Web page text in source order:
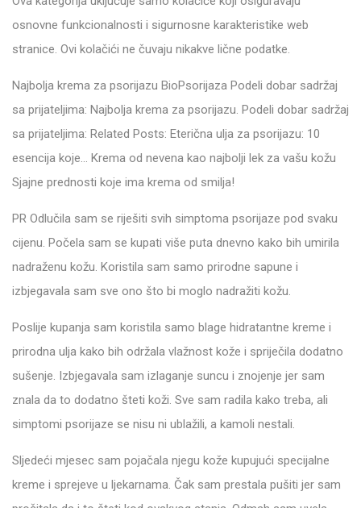
osnovne funkcionalnosti i sigurnosne karakteristike web
stranice. Ovi kolačići ne čuvaju nikakve lične podatke.
Najbolja krema za psorijazu BioPsorijaza Podeli dobar sadržaj
sa prijateljima: Najbolja krema za psorijazu. Podeli dobar sadržaj
sa prijateljima: Related Posts: Eterična ulja za psorijazu: 10
esencija koje… Krema od nevena kao najbolji lek za vašu kožu
Sjajne prednosti koje ima krema od smilja!
PR Odlučila sam se riješiti svih simptoma psorijaze pod svaku
cijenu. Počela sam se kupati više puta dnevno kako bih umirila
nadraženu kožu. Koristila sam samo prirodne sapune i
izbjegavala sam sve ono što bi moglo nadražiti kožu.
Poslije kupanja sam koristila samo blage hidratantne kreme i
prirodna ulja kako bih održala vlažnost kože i spriječila dodatno
sušenje. Izbjegavala sam izlaganje suncu i znojenje jer sam
znala da to dodatno šteti koži. Sve sam radila kako treba, ali
simptomi psorijaze se nisu ni ublažili, a kamoli nestali.
Sljedeći mjesec sam pojačala njegu kože kupujući specijalne
kreme i sprejeve u ljekarnama. Čak sam prestala pušiti jer sam